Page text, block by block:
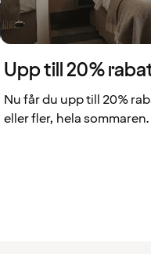
Upp till 20%
Nu får du upp till 20%
eller fler, hela sommaren.